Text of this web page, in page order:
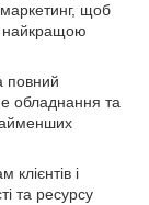
щоб
найкращою
повний
обладнання та
і
та ресурсу